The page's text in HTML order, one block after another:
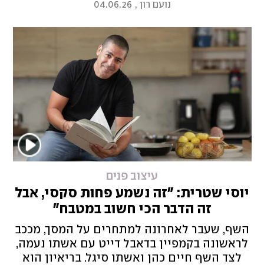
מסיבות ומשחקי שחמט
נועם רון ,
04.06.26
עיצוב פנים
יוסי שטרית: "זה נשמע פחות סקסי, אבל
זה הדבר הכי חשוב במטבח"
השף, שעבר לאחרונה למתחרים על המסך, מככב
לראשונה בקמפיין בדאבל דייט עם אשתו נעמה,
לצד השף חיים כהן ואשתו סיגל. בריאיון הוא